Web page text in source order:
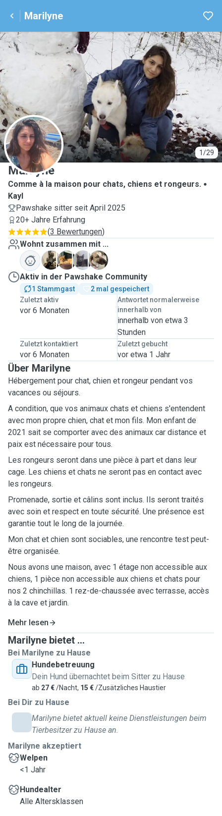
Marilyne
1/29
M
Marilyne
Comme à la maison pour chats, chiens et rongeurs.
Kayl
Pawshake sitter seit April 2025
20+ Jahre Erfahrung
(3 Bewertungen)
Wohnt zusammen mit ...
C
C S
Z
Aktiv in der Pawshake Community
1 Stammgast
2 mal gespeichert
Zuletzt aktiv
vor 6 Monaten
Antwortet normalerweise
innerhalb von
innerhalb von etwa 3
Stunden
Zuletzt kontaktiert
vor 6 Monaten
Zuletzt gebucht
vor etwa 1 Jahr
Über Marilyne
Hébergement pour chat, chien et rongeur pendant vos
vacances ou séjours.
A condition, que vos animaux chats et chiens s'entendent
avec mon propre chien, chat et mon fils. Mon enfant de
2021 sait se comporter avec des animaux car distance et
paix est nécessaire pour tous.
Les rongeurs seront dans une pièce à part et dans leur
cage. Les chiens et chats ne seront pas en contact avec
les rongeurs.
Promenade, sortie et câlins sont inclus. Ils seront traités
avec soin et respect en toute sécurité. Une présence est
garantie tout le long de la journée.
Mon chat et chien sont sociables, une rencontre test peut-
être organisée.
Nous avons une maison, avec 1 étage non accessible aux
chiens, 1 pièce non accessible aux chiens et chats pour
nos 2 chinchillas. 1 rez-de-chaussée avec terrasse, accès
à la cave et jardin.
Mehr lesen
Marilyne bietet ...
Bei Marilyne zu Hause
Hundebetreuung
Dein Hund übernachtet beim Sitter zu Hause
ab 27 €/Nacht, 15 €/Zusätzliches Haustier
Bei Dir zu Hause
Marilyne bietet aktuell keine Dienstleistungen beim
Tierbesitzer zu Hause an.
Marilyne akzeptiert
Welpen
<1 Jahr
Hundealter
Alle Altersklassen